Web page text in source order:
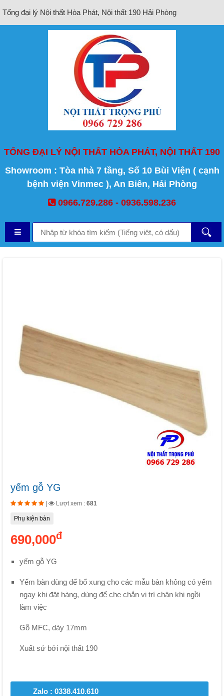
Tổng đại lý Nội thất Hòa Phát, Nội thất 190 Hải Phòng
TỔNG ĐẠI LÝ NỘI THẤT HÒA PHÁT, NỘI THẤT 190
Showroom : Tòa nhà 7 tầng, Số 10 Bùi Viện ( cạnh
bệnh viện Vinmec ), An Biên, Hải Phòng
0966.729.286 - 0936.598.236
yếm gỗ YG
Lượt xem : 681
Phụ kiện bàn
690,000đ
yếm gỗ YG
Yếm bàn dùng để bổ xung cho các mẫu bàn không có yếm
ngay khi đặt hàng, dùng để che chắn vị trí chân khi ngồi
làm việc
Gỗ MFC, dày 17mm
Xuất sứ bởi nội thất 190
Zalo : 0338.410.610